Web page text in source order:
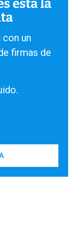
está la
un
firmas de